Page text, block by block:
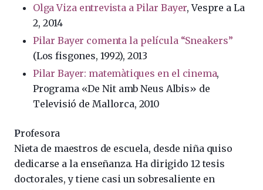
Olga Viza entrevista a Pilar Bayer, Vespre a La
2, 2014
Pilar Bayer comenta la película “Sneakers”
(Los fisgones, 1992), 2013
Pilar Bayer: matemàtiques en el cinema,
Programa «De Nit amb Neus Albis» de
Televisió de Mallorca, 2010
Profesora
Nieta de maestros de escuela, desde niña quiso
dedicarse a la enseñanza. Ha dirigido 12 tesis
doctorales, y tiene casi un sobresaliente en